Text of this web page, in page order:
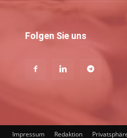
Folgen Sie uns
Impressum Redaktion